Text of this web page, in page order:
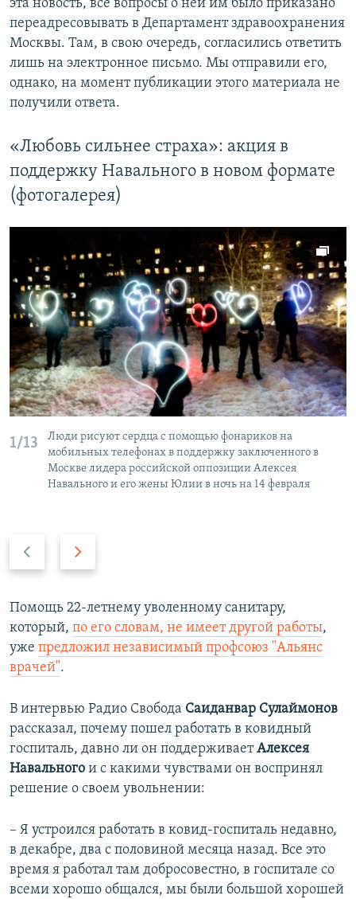
эта новость, все вопросы о ней им было приказано
переадресовывать в Департамент здравоохранения
Москвы. Там, в свою очередь, согласились ответить
лишь на электронное письмо. Мы отправили его,
однако, на момент публикации этого материала не
получили ответа.
«Любовь сильнее страха»: акция в
поддержку Навального в новом формате
(фотогалерея)
1/13
Люди рисуют сердца с помощью фонариков на
мобильных телефонах в поддержку заключенного в
Москве лидера российской оппозиции Алексея
Навального и его жены Юлии в ночь на 14 февраля
д
ы
д
у
и
й
с
л
а
д
у
ю
й
с
л
а
й
Помощь 22-летнему уволенному санитару,
который, по его словам, не имеет другой работы,
уже предложил независимый профсоюз "Альянс
врачей".
В интервью Радио Свобода Саиданвар Сулаймонов
рассказал, почему пошел работать в ковидный
госпиталь, давно ли он поддерживаетАлексея
Навального и с какими чувствами он воспринял
решение о своем увольнении:
– Я устроился работать в ковид-госпиталь недавно,
в декабре, два с половиной месяца назад. Все это
время я работал там добросовестно, в госпитале со
всеми хорошо общался, мы были большой хорошей